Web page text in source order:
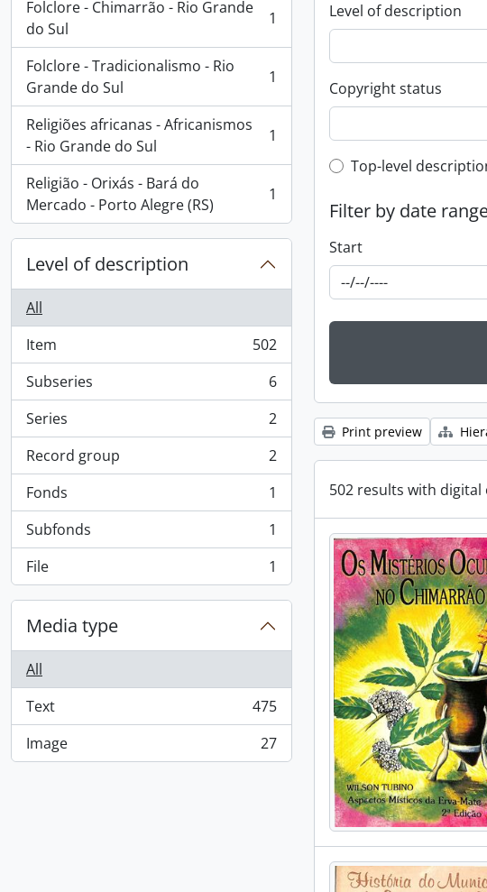
Folclore - Chimarrão - Rio Grande
do Sul
, 1 results 1
Folclore - Tradicionalismo - Rio
Grande do Sul
, 1 results 1
Religiões africanas - Africanismos
- Rio Grande do Sul
, 1 results 1
Religião - Orixás - Bará do
Mercado - Porto Alegre (RS)
, 1 results 1
Level of description
All
Item
, 502 results
502
Subseries
, 6 results
6
Series
, 2 results
2
Record group
, 2 results
2
Fonds
, 1 results
1
Subfonds
, 1 results
1
File
, 1 results 1
Media type
All
Text
, 475 results
475
Image
, 27 results 27
Level of description
Copyright status
Top-level
Top-level
Filter by date
Start
Print preview
502 results with digital